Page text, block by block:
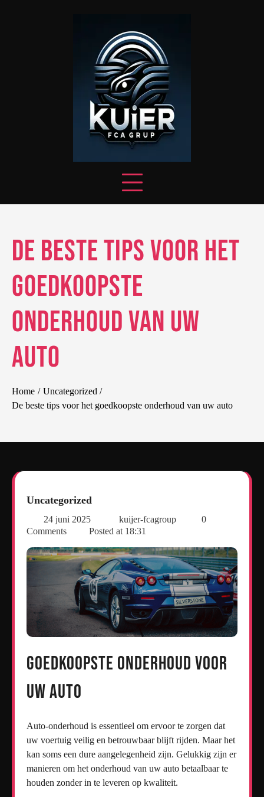
De beste tips voor het
goedkoopste
onderhoud van uw
auto
Home
Uncategorized
De beste tips voor het goedkoopste onderhoud van uw auto
Uncategorized
24 juni 2025 kuijer-fcagroup
0
Comments
Posted at 18:31
Goedkoopste onderhoud voor
uw auto
Auto-onderhoud is essentieel om ervoor te zorgen dat
uw voertuig veilig en betrouwbaar blijft rijden. Maar het
kan soms een dure aangelegenheid zijn. Gelukkig zijn er
manieren om het onderhoud van uw auto betaalbaar te
houden zonder in te leveren op kwaliteit.